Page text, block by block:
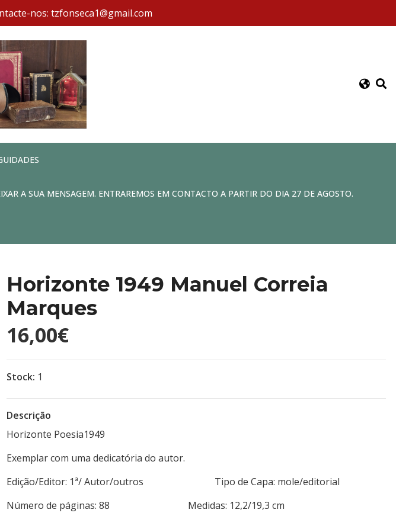
nos: tzfonseca1@gmail.com
A SUA MENSAGEM. ENTRAREMOS EM CONTACTO A PARTIR DO DIA 27 DE AGOSTO.
Horizonte 1949 Manuel Correia
Marques
16,00€
Stock: 1
Descrição
Horizonte Poesia1949
Exemplar com uma dedicatória do autor.
Edição/Editor: 1ª/ Autor/outros Tipo de Capa: mole/editorial
Número de páginas: 88 Medidas: 12,2/19,3 cm